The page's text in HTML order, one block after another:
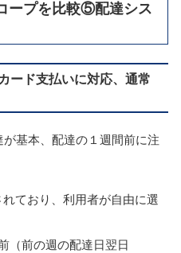
ープを比較⑤配達シス
ード支払いに対応、通常
基本、配達の１週間前に注
ており、利用者が自由に選
（前の週の配達日翌日